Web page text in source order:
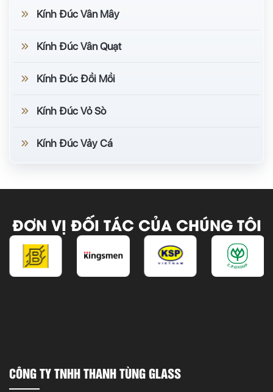
Kính Đúc Vân Mây
Kính Đúc Vân Quạt
Kính Đúc Đồi Mồi
Kính Đúc Vỏ Sò
Kính Đúc Vảy Cá
ĐƠN VỊ ĐỐI TÁC CỦA CHÚNG TÔI
CÔNG TY TNHH THANH TÙNG GLASS